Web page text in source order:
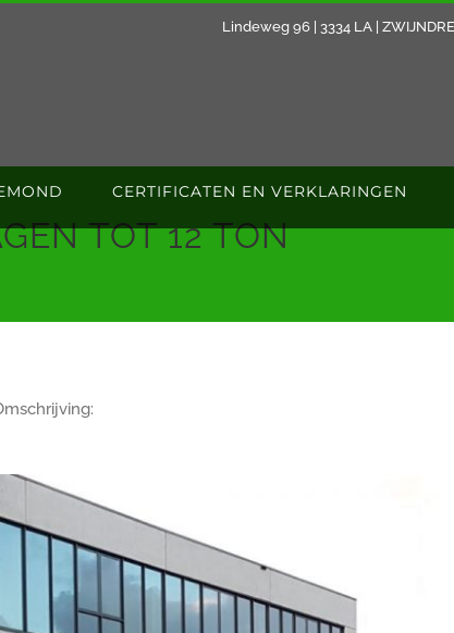
Lindeweg 96 | 3334 LA |
CERTIFICATEN EN VERKLARINGEN
TOT 12 TON